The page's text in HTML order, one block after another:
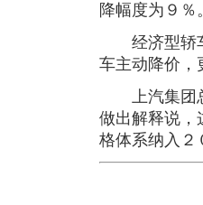
降幅度为９％。
经济型轿车
车主动降价，
上汽集团总
做出解释说，
格体系纳入２